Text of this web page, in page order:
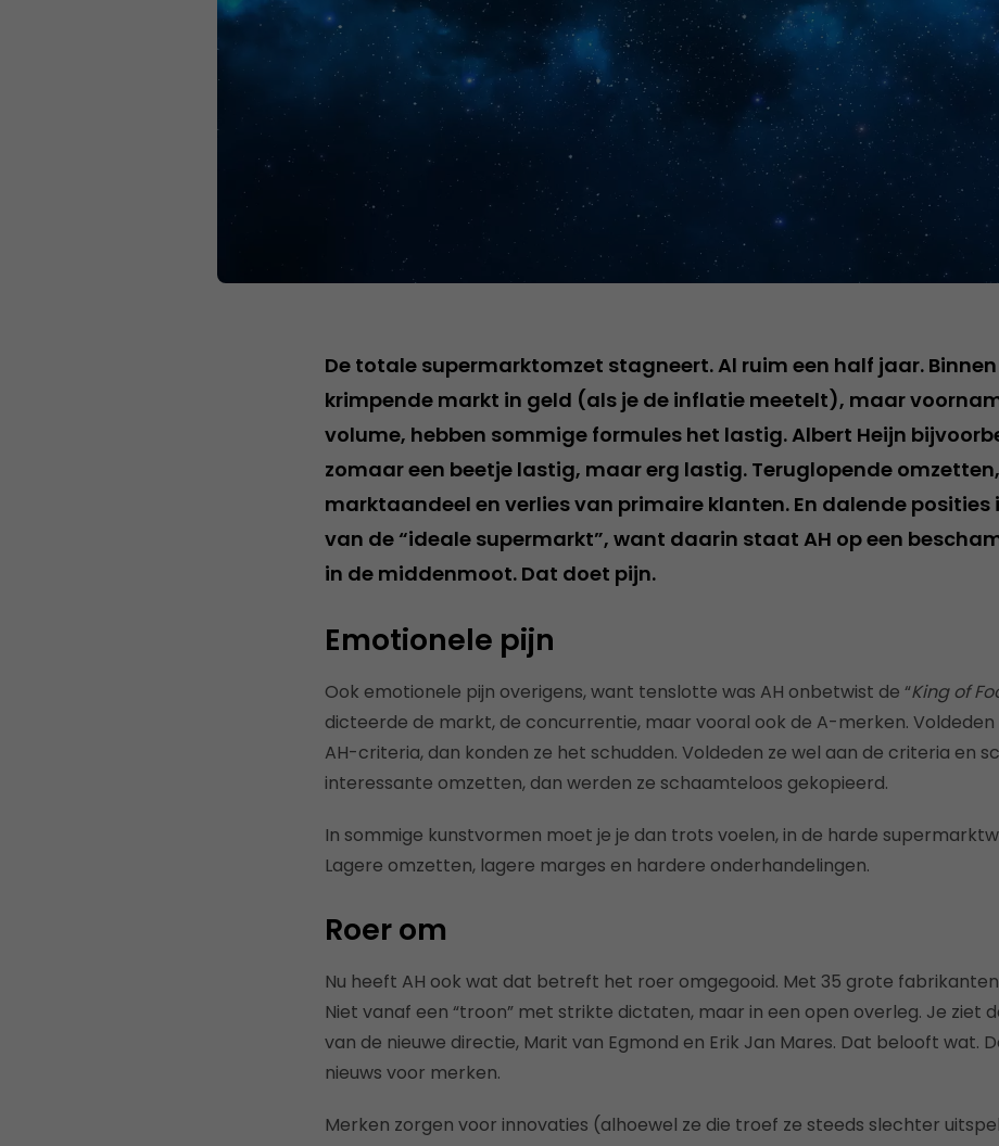
De totale supermarktomzet stagneert. Al ruim een half jaar.
krimpende markt in geld (als je de inflatie meetelt), maar
volume, hebben sommige formules het lastig. Albert Heijn
zomaar een beetje lastig, maar erg lastig. Teruglopende
marktaandeel en verlies van primaire klanten. En dalende posities
van de “ideale supermarkt”, want daarin staat AH op een
in de middenmoot. Dat doet pijn.
Emotionele pijn
Ook emotionele pijn overigens, want tenslotte was AH onbetwist de “King of
dicteerde de markt, de concurrentie, maar vooral ook de A-merken. Voldeden
AH-criteria, dan konden ze het schudden. Voldeden ze wel aan de criteria en
interessante omzetten, dan werden ze schaamteloos gekopieerd.
In sommige kunstvormen moet je je dan trots voelen, in de harde
Lagere omzetten, lagere marges en hardere onderhandelingen.
Roer om
Nu heeft AH ook wat dat betreft het roer omgegooid. Met 35 grote
Niet vanaf een “troon” met strikte dictaten, maar in een open overleg. Je ziet
van de nieuwe directie, Marit van Egmond en Erik Jan Mares. Dat belooft wat.
nieuws voor merken.
Merken zorgen voor innovaties (alhoewel ze die troef ze steeds slechter